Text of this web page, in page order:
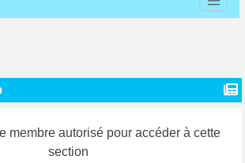
membre autorisé pour accéder à cette
section